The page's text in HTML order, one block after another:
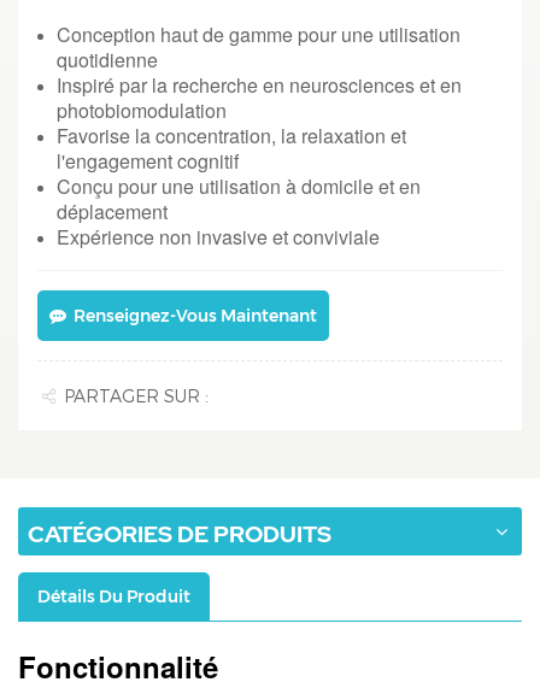
Conception haut de gamme pour une utilisation
quotidienne
Inspiré par la recherche en neurosciences et en
photobiomodulation
Favorise la concentration, la relaxation et
l'engagement cognitif
Conçu pour une utilisation à domicile et en
déplacement
Expérience non invasive et conviviale
Renseignez-Vous Maintenant
PARTAGER SUR :
CATÉGORIES DE PRODUITS
Détails Du Produit
Fonctionnalité